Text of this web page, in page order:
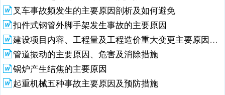
与拆卸施工中违反拆装程序。拆装单位在拆装过程中不按塔吊使用说明
书中关于拆装的先后顺序进行拆装，不按拆装方案和安全技术交底要求
作业，图省事，凭想象。4. 不办理拆装申请和验收手续。塔吊使用单位
和拆装单位不按规定办理拆装申请和验收手续，失去了政府主管部门把
关的机会。二. 使用方面问题
2、造成事故的原因1. 操作和指挥人员无证上岗。塔吊司机和指挥人员
未按规定经过专业培训取得资格证书上岗作业，不具备相应专业技能和
知识。2. 操作和指挥人员违章操作，违章指挥。如超载起吊、斜吊，在
叉车事故频发生的主要原因剖析及如何避免
扣件式钢管外脚手架发生事故的主要原因
建设项目内容、工程量及工程造价重大变更主要原因分析报告备案表参考模板范本
管道振动的主要原因、危害及消除措施
锅炉产生结焦的主要原因
起重机械五种事故主要原因及预防措施